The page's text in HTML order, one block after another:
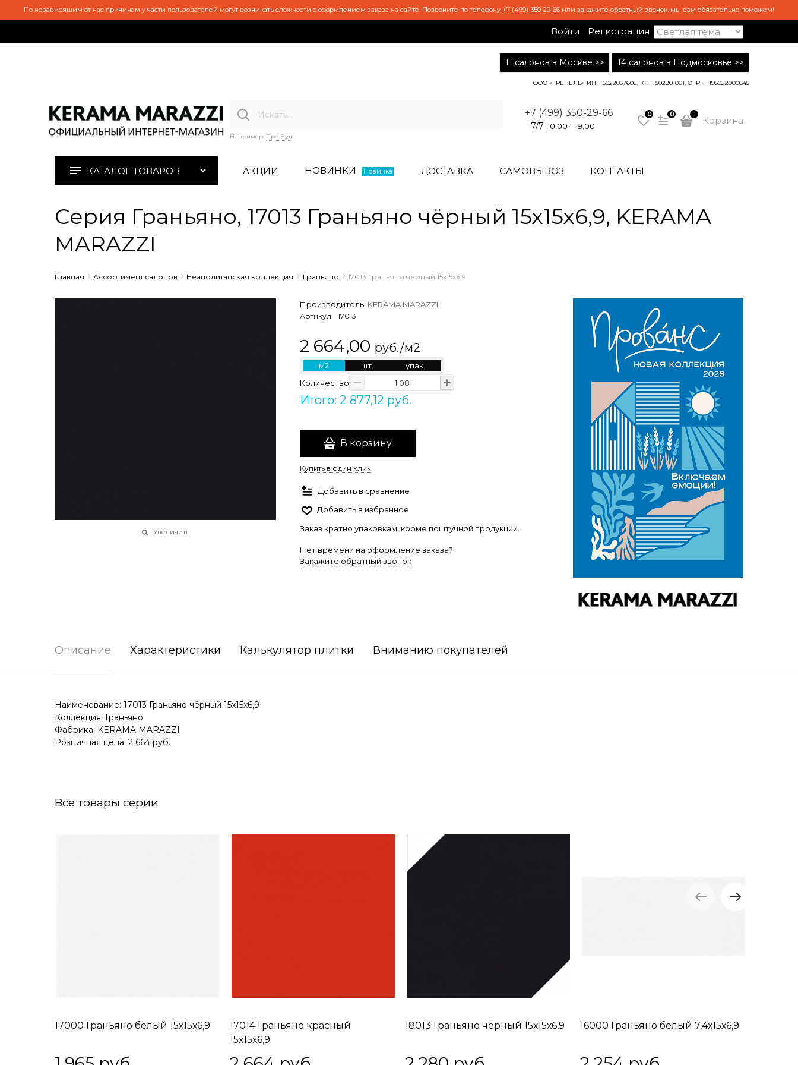
По независящим от нас причинам у части пользователей могут возникать сложности с оформлением заказа на сайте. Позвоните по телефону +7 (499) 350-29-66 или закажите обратный звонок, мы вам обязательно поможем!
Войти Регистрация
11 салонов в Москве >> 14 салонов в Подмосковье >>
ООО «ГРЕНЕЛЬ» ИНН 5022057602, КПП 502201001, ОГРН 1195022000645
Например: Про Вуд
+7 (499) 350-29-66
7/7 10:00 – 19:00
0 0
Корзина
КАТАЛОГ ТОВАРОВ АКЦИИ НОВИНКИ Новинка ДОСТАВКА САМОВЫВОЗ КОНТАКТЫ
Серия Граньяно, 17013 Граньяно чёрный 15х15х6,9, KERAMA
MARAZZI
Главная Ассортимент салонов Неаполитанская коллекция Граньяно 17013 Граньяно чёрный 15х15х6,9
Увеличить
Производитель: KERAMA MARAZZI
Артикул: 17013
2 664,00 руб./м2
м2 шт.
упак.
Количество
Итого: 2 877,12 руб.
В корзину
Купить в один клик
Добавить в сравнение
Добавить в избранное
Заказ кратно упаковкам, кроме поштучной продукции.
Нет времени на оформление заказа?
Закажите обратный звонок
Описание Характеристики Калькулятор плитки Вниманию покупателей
Наименование: 17013 Граньяно чёрный 15х15х6,9
Коллекция: Граньяно
Фабрика: KERAMA MARAZZI
Розничная цена: 2 664 руб.
Все товары серии
17000 Граньяно белый 15х15х6,9
17014 Граньяно красный
15х15х6,9
18013 Граньяно чёрный 15х15х6,9 16000 Граньяно белый 7,4х15х6,9